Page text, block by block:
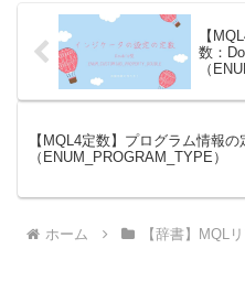
【
数：
（
【MQL4定数】プログラム情報の
（ENUM_PROGRAM_TYPE）
ホーム 【辞書】MQL